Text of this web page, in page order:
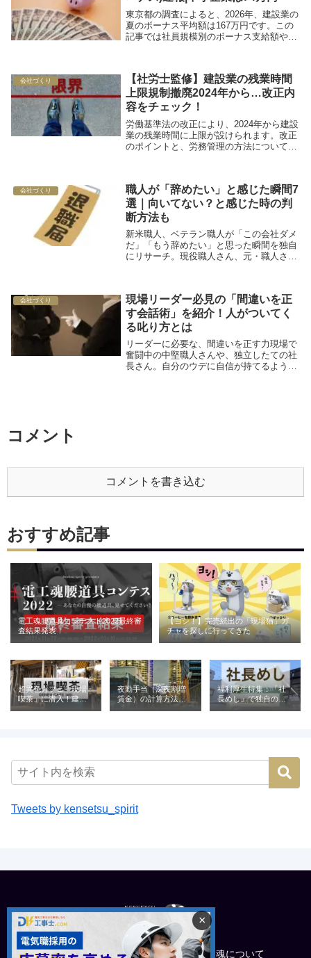
東京都の調査によると、2026年、建設業の
夏のボーナス平均額は167万円です。この
記事では社員規模別のボーナス支給額や直
会社づくり
【社労士監修】建設業の残業時間
上限規制撤廃2024年から…改正内
容をチェック！
労働基準法の改正により、2024年から建設
業の残業時間に上限が設けられます。改正
のポイントと、労務管理の方法について解
会社づくり
職人が「辞めたい」と感じた瞬間7
選｜向いてない？と感じた時の判
断方法も
新米職人、ベテラン職人が「この会社ダメ
だ」「もう辞めたい」と思った瞬間を独自
にリサーチ。現役職人さん、元・職人さん
会社づくり
現場リーダー必見の「間違いを正
す会話術」を紹介！人がついてく
る叱り方とは
リーダーに必要な、間違いを正す力現場で
奮闘中の中堅職人さんや、独立したての社
長さん。自分のウデに自信が持てるように
コメント
コメントを書き込む
おすすめ記事
電工魂腰道具コンテスト2022最終審
査結果発表！
【ヨシ！】完売続出の「現場猫」ガ
チャを探しに行ってきた
超異色カフェ「現場
喫茶」に潜入！建設
業が営む喫茶の意外
夜勤手当（深夜割増
賃金）の計算方法と
福利厚生特集：「社
長めし」で独自の魅
力を発信（株式会社
Tweets by kensetsu_spirit
トップ 建設魂について
×